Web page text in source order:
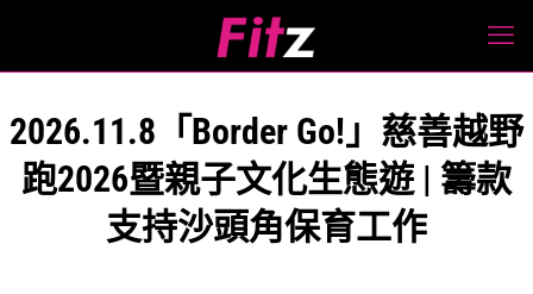
2026.11.8「Border Go!」慈善越野
跑2026暨親子文化生態遊 | 籌款
支持沙頭角保育工作